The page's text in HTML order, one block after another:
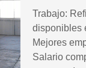
Trabajo:
disponibles
Mejores
Salario